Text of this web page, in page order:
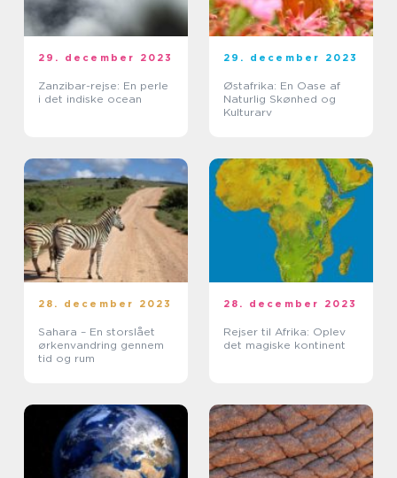
29. december 2023
Zanzibar-rejse: En perle
i det indiske ocean
29. december 2023
Østafrika: En Oase af
Naturlig Skønhed og
Kulturarv
28. december 2023
Sahara – En storslået
ørkenvandring gennem
tid og rum
28. december 2023
Rejser til Afrika: Oplev
det magiske kontinent